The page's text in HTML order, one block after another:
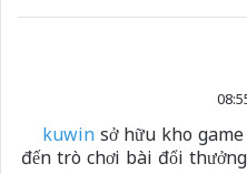
kuwinsở hữu kho
đến trò chơi bài đổi